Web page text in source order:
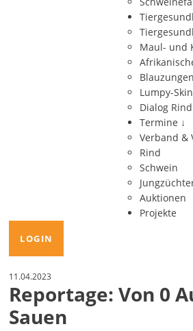
Maul- und
Lumpy-
Dialog
Termine ↓
Verband &
Rind
Schwein
Auktionen
Projekte
LOGIN
11.04.2023
Reportage: Von 0
Sauen